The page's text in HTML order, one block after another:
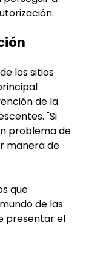
los sitios
de la
"Si
problema de
manera de
que
de las
presentar el